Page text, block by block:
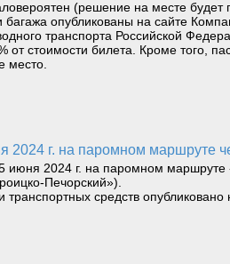
(решение на месте будет
опубликованы на сайте
транспорта Российской
от стоимости билета. Кроме того,
место.
2024 г. на паромном
июня 2024 г. на паромном
Печорский»).
средств